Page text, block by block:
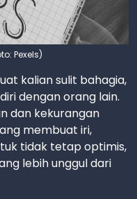
Pexels)
kalian sulit bahagia,
dengan orang lain.
dan kekurangan
membuat iri,
tidak tetap optimis,
lebih unggul dari